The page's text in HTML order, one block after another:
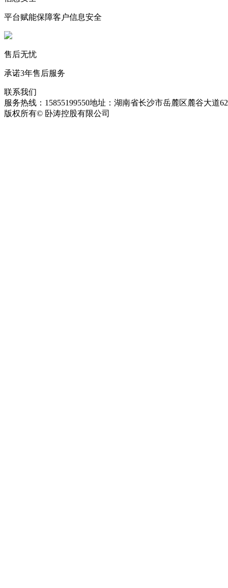
平台赋能保障客户信息安全
售后无忧
承诺3年售后服务
联系我们
服务热线：15855199550地址：湖南省长沙市岳麓区麓谷大道
版权所有© 卧涛控股有限公司